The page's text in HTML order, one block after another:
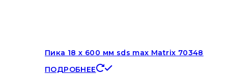
Пика 18 х 600 мм sds max Matrix 70348
ПОДРОБНЕЕ